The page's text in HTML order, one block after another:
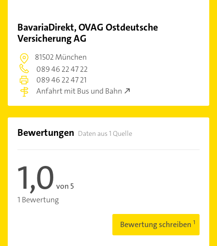
BavariaDirekt, OVAG Ostdeutsche
Versicherung AG
81502 München
089 46 22 47 22
089 46 22 47 21
Anfahrt mit Bus und Bahn
Bewertungen Daten aus 1 Quelle
1,0 von 5
1 Bewertung
Bewertung schreiben